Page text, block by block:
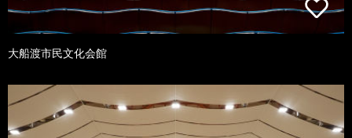
大船渡市民文化会館